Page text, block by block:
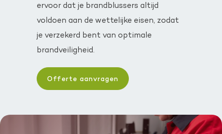
ervoor dat je brandblussers altijd
voldoen aan de wettelijke eisen, zodat
je verzekerd bent van optimale
brandveiligheid.
Offerte aanvragen